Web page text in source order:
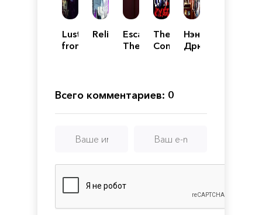
Lust
from
Relicta Escape
The
The
Coma
Нэнси
Дрю
Всего комментариев: 0